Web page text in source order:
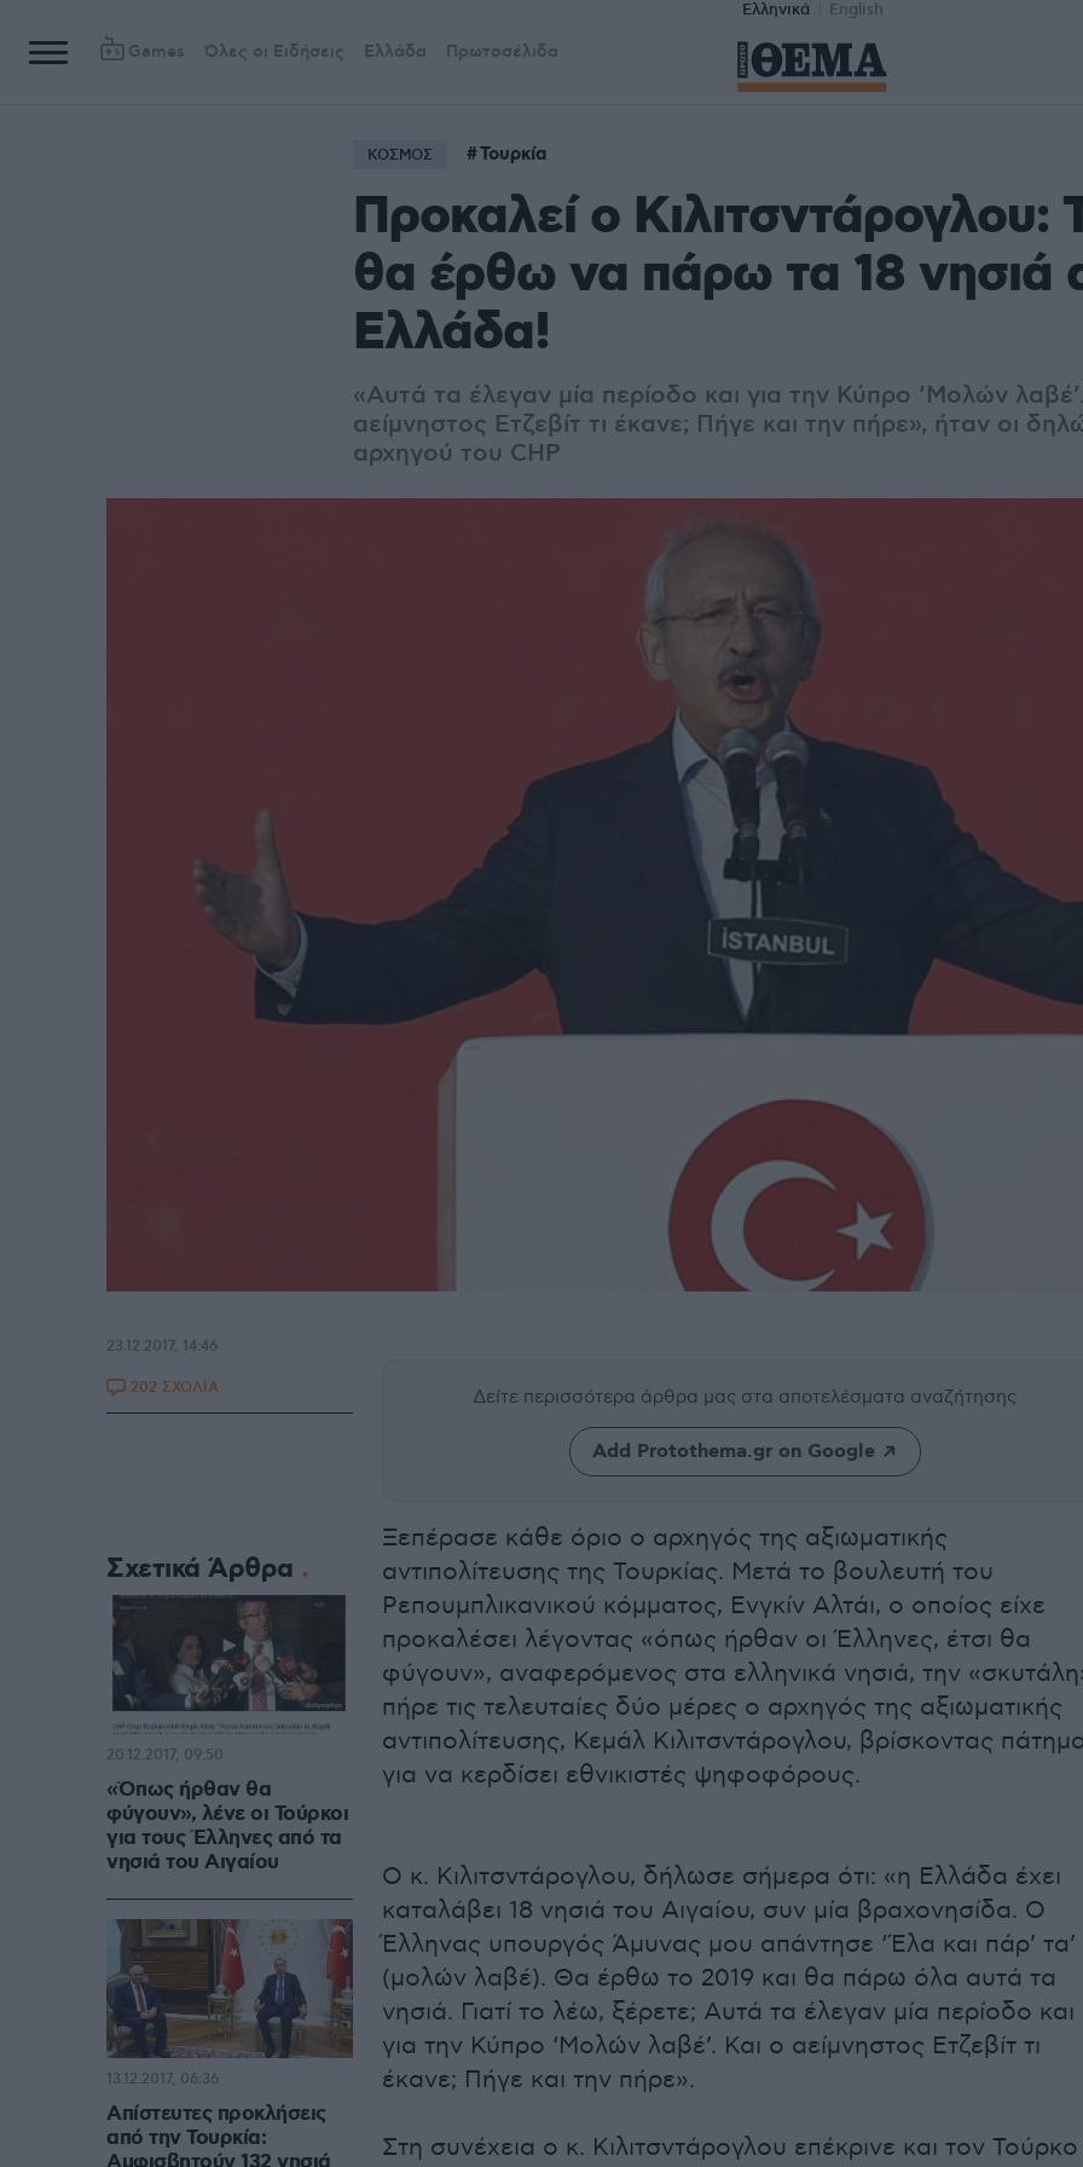
Ελληνικά English
Games Όλες οι Ειδήσεις Ελλάδα Πρωτοσέλιδα
ΚΟΣΜΟΣ Τουρκία
Προκαλεί ο Κιλιτσντάρογλου:
θα έρθω να πάρω τα 18 νησιά
Ελλάδα!
«Αυτά τα έλεγαν μία περίοδο και για την Κύπρο ‘Μολών
αείμνηστος Ετζεβίτ τι έκανε; Πήγε και την πήρε», ήταν οι
αρχηγού του CHP
Δείτε περισσότερα άρθρα μας στα αποτελέσματα αναζήτησης
Add Protothema.gr on Google
Ξεπέρασε κάθε όριο ο αρχηγός της αξιωματικής
αντιπολίτευσης της Τουρκίας. Μετά το βουλευτή του
Ρεπουμπλικανικού κόμματος, Ενγκίν Αλτάι, ο οποίος είχε
προκαλέσει λέγοντας «όπως ήρθαν οι Έλληνες, έτσι θα
φύγουν», αναφερόμενος στα ελληνικά νησιά, την
πήρε τις τελευταίες δύο μέρες ο αρχηγός της αξιωματικής
αντιπολίτευσης, Κεμάλ Κιλιτσντάρογλου, βρίσκοντας
για να κερδίσει εθνικιστές ψηφοφόρους.
O κ. Κιλιτσντάρογλου, δήλωσε σήμερα ότι: «η Ελλάδα έχει
καταλάβει 18 νησιά του Αιγαίου, συν μία βραχονησίδα. Ο
Έλληνας υπουργός Άμυνας μου απάντησε ‘Έλα και πάρ’ τα’
(μολών λαβέ). Θα έρθω το 2019 και θα πάρω όλα αυτά τα
νησιά. Γιατί το λέω, ξέρετε; Αυτά τα έλεγαν μία περίοδο και
για την Κύπρο ‘Μολών λαβέ’. Και ο αείμνηστος Ετζεβίτ τι
έκανε; Πήγε και την πήρε».
Στη συνέχεια ο κ. Κιλιτσντάρογλου επέκρινε και τον Τούρκο
23.12.2017, 14:46
202 ΣΧΟΛΙΑ
Σχετικά Άρθρα
«Όπως ήρθαν θα
φύγουν», λένε οι Τούρκοι
για τους Έλληνες από τα
νησιά του Αιγαίου
20.12.2017, 09:50
Απίστευτες προκλήσεις
από την Τουρκία:
13.12.2017, 06:36